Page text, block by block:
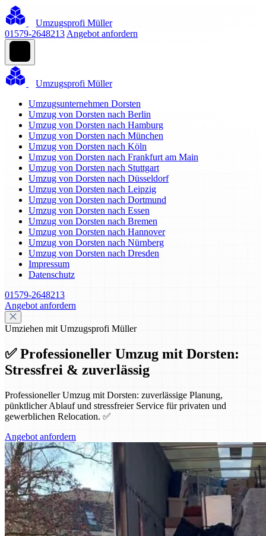
Umzugsprofi Müller
01579-2648213 Angebot anfordern
Umzugsprofi Müller
Umzugsunternehmen Dorsten
Umzug von Dorsten nach Berlin
Umzug von Dorsten nach Hamburg
Umzug von Dorsten nach München
Umzug von Dorsten nach Köln
Umzug von Dorsten nach Frankfurt am Main
Umzug von Dorsten nach Stuttgart
Umzug von Dorsten nach Düsseldorf
Umzug von Dorsten nach Leipzig
Umzug von Dorsten nach Dortmund
Umzug von Dorsten nach Essen
Umzug von Dorsten nach Bremen
Umzug von Dorsten nach Hannover
Umzug von Dorsten nach Nürnberg
Umzug von Dorsten nach Dresden
Impressum
Datenschutz
01579-2648213
Angebot anfordern
Umziehen mit Umzugsprofi Müller
✅ Professioneller Umzug mit Dorsten:
Stressfrei & zuverlässig
Professioneller Umzug mit Dorsten: zuverlässige Planung,
pünktlicher Ablauf und stressfreier Service für privaten und
gewerblichen Relocation. ✅
Angebot anfordern